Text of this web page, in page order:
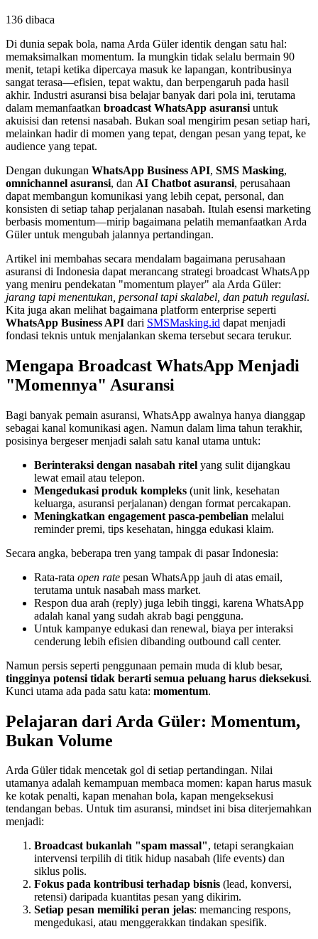
136 dibaca
Di dunia sepak bola, nama Arda Güler identik dengan satu hal:
memaksimalkan momentum. Ia mungkin tidak selalu bermain 90
menit, tetapi ketika dipercaya masuk ke lapangan, kontribusinya
sangat terasa—efisien, tepat waktu, dan berpengaruh pada hasil
akhir. Industri asuransi bisa belajar banyak dari pola ini, terutama
dalam memanfaatkan broadcast WhatsApp asuransi untuk
akuisisi dan retensi nasabah. Bukan soal mengirim pesan setiap hari,
melainkan hadir di momen yang tepat, dengan pesan yang tepat, ke
audience yang tepat.
Dengan dukungan WhatsApp Business API, SMS Masking
omnichannel asuransi, dan AI Chatbot asuransi, perusahaan
dapat membangun komunikasi yang lebih cepat, personal, dan
konsisten di setiap tahap perjalanan nasabah. Itulah esensi marketing
berbasis momentum—mirip bagaimana pelatih memanfaatkan Arda
Güler untuk mengubah jalannya pertandingan.
Artikel ini membahas secara mendalam bagaimana perusahaan
asuransi di Indonesia dapat merancang strategi broadcast WhatsApp
jarang tapi menentukan, personal tapi skalabel, dan patuh regulasi.
WhatsApp Business API dari SMSMasking.id dapat menjadi
fondasi teknis untuk menjalankan skema tersebut secara terukur.
Mengapa Broadcast WhatsApp Menjadi
"Momennya" Asuransi
Bagi banyak pemain asuransi, WhatsApp awalnya hanya dianggap
sebagai kanal komunikasi agen. Namun dalam lima tahun terakhir,
posisinya bergeser menjadi salah satu kanal utama untuk:
Berinteraksi dengan nasabah ritel yang sulit dijangkau
lewat email atau telepon.
Mengedukasi produk kompleks (unit link, kesehatan
keluarga, asuransi perjalanan) dengan format percakapan.
Meningkatkan engagement pasca-pembelian melalui
reminder premi, tips kesehatan, hingga edukasi klaim.
Secara angka, beberapa tren yang tampak di pasar Indonesia:
Rata-rata open rate pesan WhatsApp jauh di atas email,
terutama untuk nasabah mass market.
Respon dua arah (reply) juga lebih tinggi, karena WhatsApp
adalah kanal yang sudah akrab bagi pengguna.
Untuk kampanye edukasi dan renewal, biaya per interaksi
cenderung lebih efisien dibanding outbound call center.
tingginya potensi tidak berarti semua peluang harus dieksekusi.
Kunci utama ada pada satu kata: momentum.
Pelajaran dari Arda Güler: Momentum,
Bukan Volume
Arda Güler tidak mencetak gol di setiap pertandingan. Nilai
utamanya adalah kemampuan membaca momen: kapan harus masuk
ke kotak penalti, kapan menahan bola, kapan mengeksekusi
tendangan bebas. Untuk tim asuransi, mindset ini bisa diterjemahkan
menjadi:
Broadcast bukanlah "spam massal", tetapi serangkaian
intervensi terpilih di titik hidup nasabah (life events) dan
siklus polis.
Fokus pada kontribusi terhadap bisnis (lead, konversi,
retensi) daripada kuantitas pesan yang dikirim.
Setiap pesan memiliki peran jelas: memancing respons,
mengedukasi, atau menggerakkan tindakan spesifik.